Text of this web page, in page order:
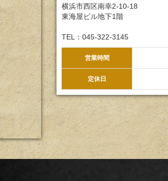
横浜市西区南幸2-10-18
東海屋ビル地下1階
TEL：045-322-3145
営業時間
定休日